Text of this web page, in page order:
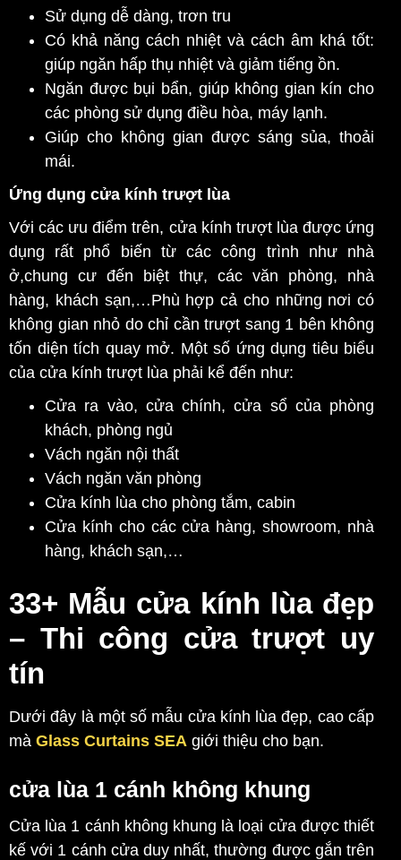
Sử dụng dễ dàng, trơn tru
Có khả năng cách nhiệt và cách âm khá tốt:
giúp ngăn hấp thụ nhiệt và giảm tiếng ồn.
Ngăn được bụi bẩn, giúp không gian kín cho
các phòng sử dụng điều hòa, máy lạnh.
Giúp cho không gian được sáng sủa, thoải
mái.
Ứng dụng cửa kính trượt lùa
Với các ưu điểm trên, cửa kính trượt lùa được ứng
dụng rất phổ biến từ các công trình như nhà
ở,chung cư đến biệt thự, các văn phòng, nhà
hàng, khách sạn,…Phù hợp cả cho những nơi có
không gian nhỏ do chỉ cần trượt sang 1 bên không
tốn diện tích quay mở. Một số ứng dụng tiêu biểu
của cửa kính trượt lùa phải kể đến như:
Cửa ra vào, cửa chính, cửa sổ của phòng
khách, phòng ngủ
Vách ngăn nội thất
Vách ngăn văn phòng
Cửa kính lùa cho phòng tắm, cabin
Cửa kính cho các cửa hàng, showroom, nhà
hàng, khách sạn,…
33+ Mẫu cửa kính lùa đẹp
– Thi công cửa trượt uy
tín
Dưới đây là một số mẫu cửa kính lùa đẹp, cao cấp
mà Glass Curtains SEA giới thiệu cho bạn.
cửa lùa 1 cánh không khung
Cửa lùa 1 cánh không khung là loại cửa được thiết
kế với 1 cánh cửa duy nhất, thường được gắn trên